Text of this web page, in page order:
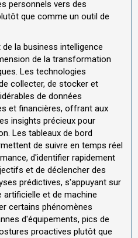
personnels vers des
que comme un outil de
la business intelligence
de la transformation
Les technologies
collecter, de stocker et
de données
et financières, offrant aux
insights précieux pour
Les tableaux de bord
de suivre en temps réel
d'identifier rapidement
et de déclencher des
prédictives, s'appuyant sur
et de machine
certains phénomènes
d'équipements, pics de
proactives plutôt que